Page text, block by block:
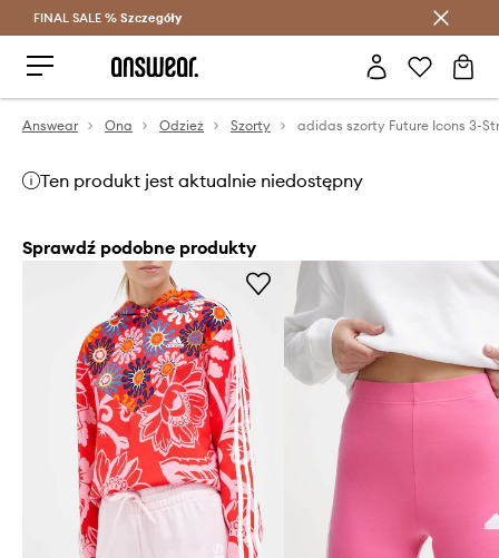
Oszczędzaj z Answear Club >
FINAL SALE % Szczegóły
Answear Ona Odzież Szorty
Ten produkt jest aktualnie niedostępny
Sprawdź podobne produkty